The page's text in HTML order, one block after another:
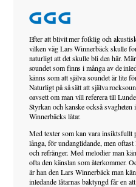
Efter att blivit mer folklig och
vilken väg Lars Winnerbäck skulle
naturligt att det skulle bli den här.
soundet som finns i många av de
känns som att själva soundet är lite
Naturligt på så sätt att själva
oavsett om man vill referera till
Styrkan och kanske också
Winnerbäcks låtar.
Med texter som kan vara insiktsfullt
långa, för undanglidande, men
och refränger. Med melodier man
ofta den känslan som återkommer.
är han den Lars Winnerbäck man
inledande låtarnas baktyngd får en